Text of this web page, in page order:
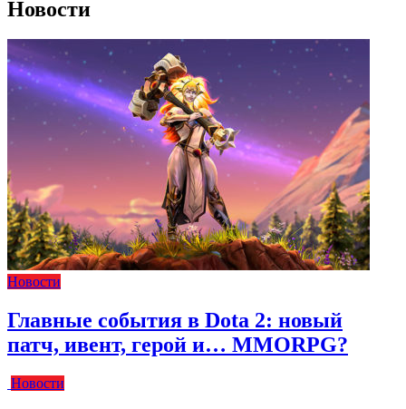
Новости
Новости
Главные события в Dota 2: новый
патч, ивент, герой и… MMORPG?
Новости